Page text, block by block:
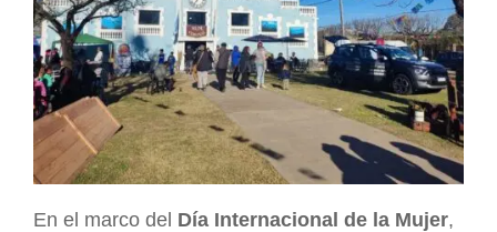
En el marco del Día Internacional de la Mujer,